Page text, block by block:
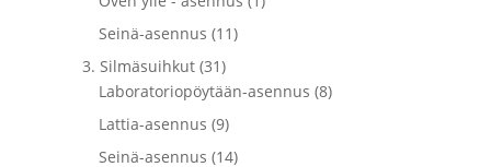
Seinä-asennus (11)
3. Silmäsuihkut (31)
Laboratoriopöytään-asennus (8)
Lattia-asennus (9)
Seinä-asennus (14)